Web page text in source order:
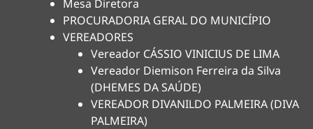
Mesa Diretora
PROCURADORIA GERAL DO MUNICÍPIO
VEREADORES
Vereador CÁSSIO VINICIUS DE LIMA
Vereador Diemison Ferreira da Silva
(DHEMES DA SAÚDE)
VEREADOR DIVANILDO PALMEIRA (DIVA
PALMEIRA)